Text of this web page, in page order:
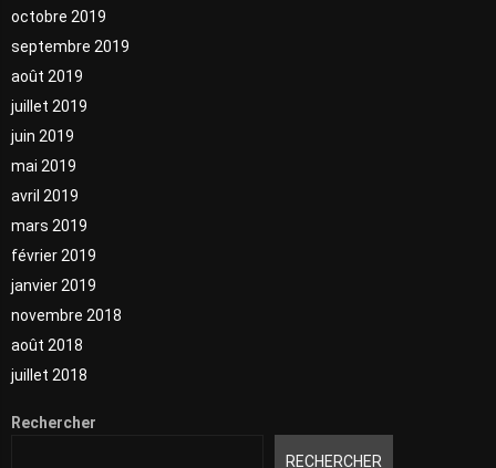
octobre 2019
septembre 2019
août 2019
juillet 2019
juin 2019
mai 2019
avril 2019
mars 2019
février 2019
janvier 2019
novembre 2018
août 2018
juillet 2018
Rechercher
RECHERCHER